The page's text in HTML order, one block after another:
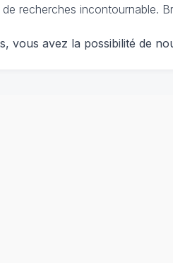
recherches incontournable.
vous avez la possibilité de